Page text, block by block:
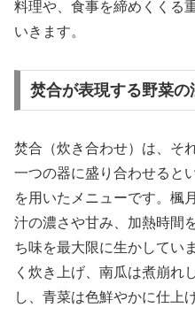
料理や、食事を締めくくる
いきます。
焚合が表現する野菜の
焚合（炊き合わせ）は、そ
一つの器に盛り合わせると
を用いたメニューです。楓
汁の濃さや甘み、加熱時間
ち味を最大限に生かしてい
く炊き上げ、南瓜は煮崩れ
し、青菜は色鮮やかに仕上